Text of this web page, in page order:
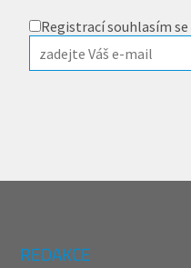
Registrací souhlasím se
REDAKCE